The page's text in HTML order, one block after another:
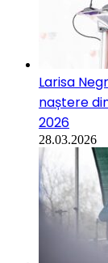
Larisa
naștere
2026
28.03.2026